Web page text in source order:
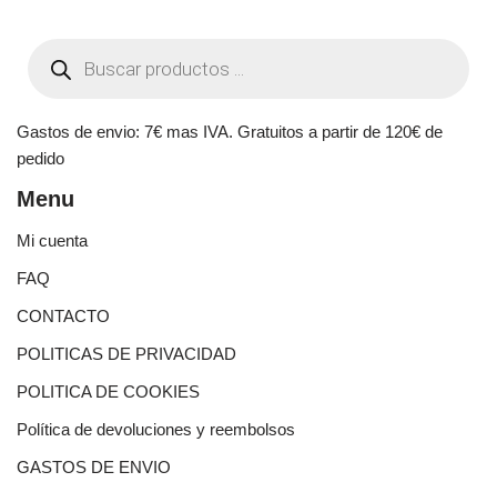
Gastos de envio: 7€ mas IVA. Gratuitos a partir de 120€ de
pedido
Menu
Mi cuenta
FAQ
CONTACTO
POLITICAS DE PRIVACIDAD
POLITICA DE COOKIES
Política de devoluciones y reembolsos
GASTOS DE ENVIO